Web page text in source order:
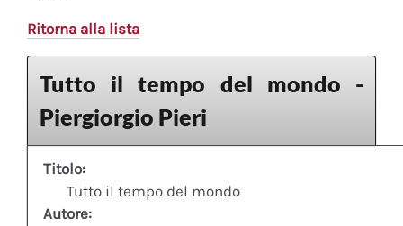
Ritorna alla lista
Tutto il tempo del mondo -
Piergiorgio Pieri
Titolo:
Tutto il tempo del mondo
Autore: